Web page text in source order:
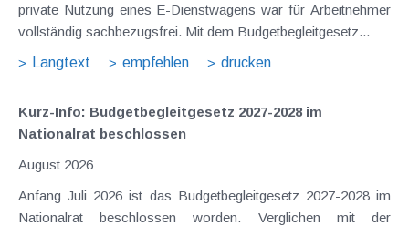
private Nutzung eines E-Dienstwagens war für Arbeitnehmer
vollständig sachbezugsfrei. Mit dem Budgetbegleitgesetz...
Langtext
empfehlen drucken
Kurz-Info: Budgetbegleitgesetz 2027-2028 im
Nationalrat beschlossen
August 2026
Anfang Juli 2026 ist das Budgetbegleitgesetz 2027-2028 im
Nationalrat beschlossen worden. Verglichen mit der